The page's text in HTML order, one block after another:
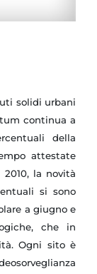
solidi urbani
continua a
della
attestate
la novità
si sono
a giugno e
che in
Ogni sito è